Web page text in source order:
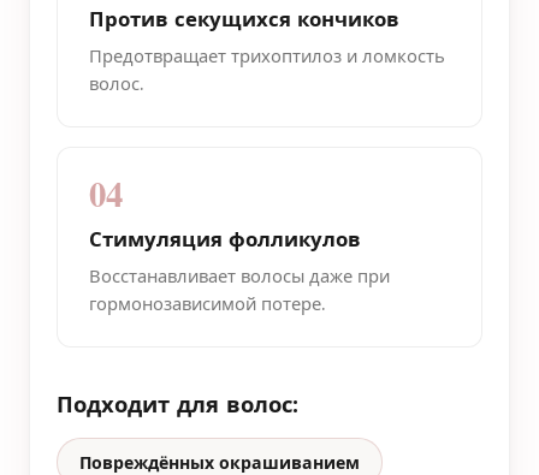
Против секущихся кончиков
Предотвращает трихоптилоз и ломкость
волос.
04
Стимуляция фолликулов
Восстанавливает волосы даже при
гормонозависимой потере.
Подходит для волос:
Повреждённых окрашиванием